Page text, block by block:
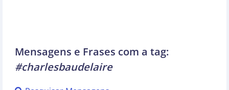
Mensagens e Frases com a tag:
#charlesbaudelaire